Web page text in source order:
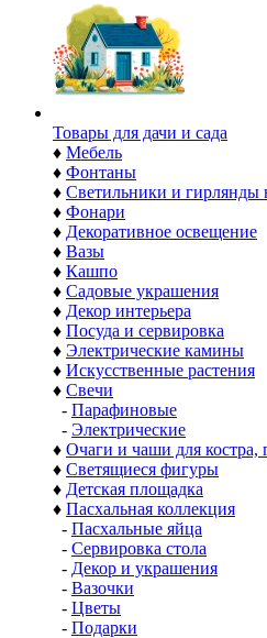
Товары для дачи и сада
♦ Мебель
♦ Фонтаны
♦ Светильники и гирлянды
♦ Фонари
♦ Декоративное освещение
♦ Вазы
♦ Кашпо
♦ Садовые украшения
♦ Декор интерьера
♦ Посуда и сервировка
♦ Электрические камины
♦ Искусственные растения
♦ Свечи
- Парафиновые
- Электрические
♦ Очаги и чаши для костра,
♦ Светящиеся фигуры
♦ Детская площадка
♦ Пасхальная коллекция
- Пасхальные яйца
- Сервировка стола
- Декор и украшения
- Вазочки
- Цветы
- Подарки